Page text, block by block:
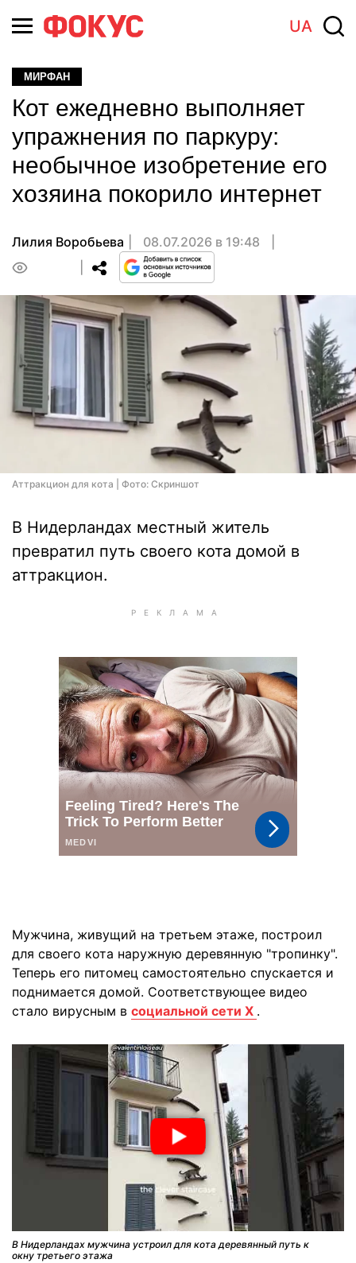
UA
МИРФАН
Кот ежедневно выполняет
упражнения по паркуру:
необычное изобретение его
хозяина покорило интернет
Лилия Воробьева
08.07.2026 в 19:48
Аттракцион для кота | Фото: Скриншот
В Нидерландах местный житель
превратил путь своего кота домой в
аттракцион.
Мужчина, живущий на третьем этаже, построил
для своего кота наружную деревянную "тропинку".
Теперь его питомец самостоятельно спускается и
поднимается домой. Соответствующее видео
стало вирусным в социальной сети Х .
В Нидерландах мужчина устроил для кота деревянный путь к
окну третьего этажа